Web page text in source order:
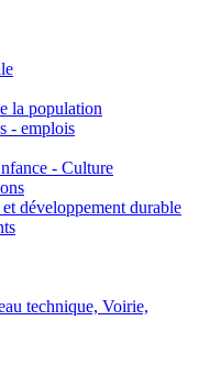
la population
- emplois
- Culture
développement durable
technique, Voirie,